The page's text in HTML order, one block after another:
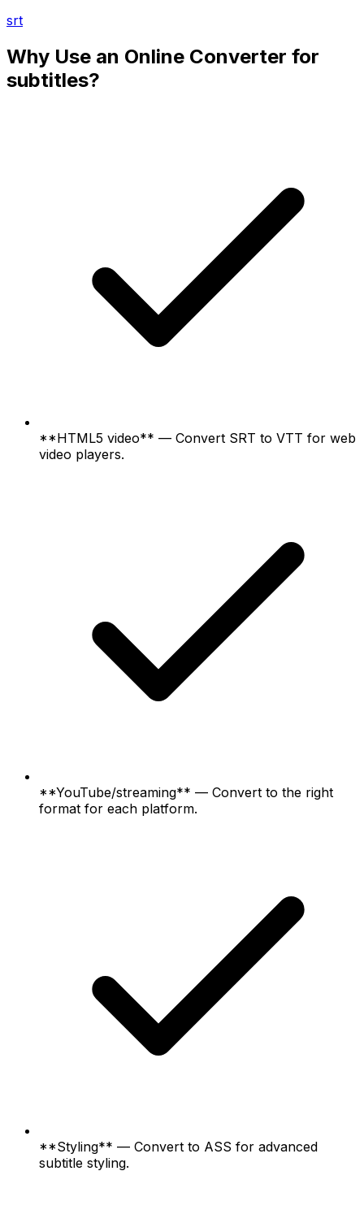
srt
Why Use an Online Converter for
subtitles?
**HTML5 video** — Convert SRT to VTT for web
video players.
**YouTube/streaming** — Convert to the right
format for each platform.
**Styling** — Convert to ASS for advanced
subtitle styling.